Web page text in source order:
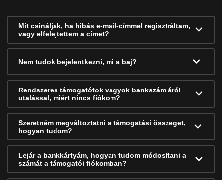
Mit csináljak, ha hibás e-mail-címmel regisztráltam,
vagy elfelejtettem a címet?
Nem tudok bejelentkezni, mi a baj?
Rendszeres támogatótok vagyok bankszámláról
utalással, miért nincs fiókom?
Szeretném megváltoztatni a támogatási összeget,
hogyan tudom?
Lejár a bankkártyám, hogyan tudom módosítani a
számát a támogatói fiókomban?